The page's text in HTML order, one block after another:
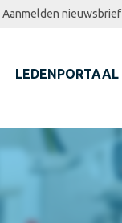
LEDENPORTAAL
Aanmelden nieuwsbrief